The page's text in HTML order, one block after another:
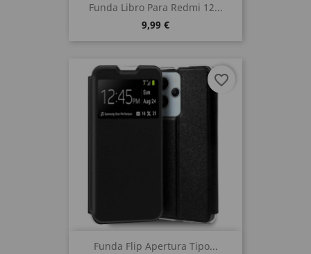
Funda Libro Para Redmi 12...
9,99 €
Funda Flip Apertura Tipo...
favorite_border